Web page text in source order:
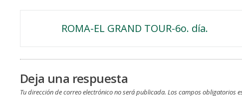
Navegación
de
entradas
ROMA-EL GRAND TOUR-6o. día.
Deja una respuesta
Tu dirección de correo electrónico no será publicada. Los campos obligatorios